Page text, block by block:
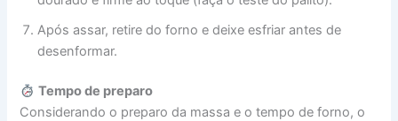
Após assar, retire do forno e deixe esfriar antes de
desenformar.
Tempo de preparo
Considerando o preparo da massa e o tempo de forno, o